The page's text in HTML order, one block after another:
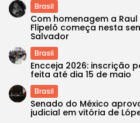
Brasil
Com homenagem a Raul
Flipelô começa nesta
Salvador
Brasil
Encceja 2026: inscrição
feita até dia 15 de maio
Brasil
Senado do México
judicial em vitória de